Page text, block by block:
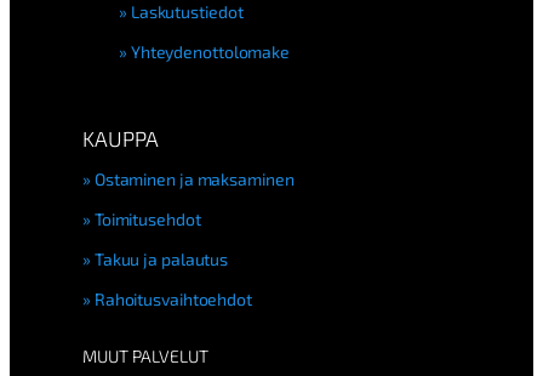
Laskutustiedot
Yhteydenottolomake
KAUPPA
Ostaminen ja maksaminen
Toimitusehdot
Takuu ja palautus
Rahoitusvaihtoehdot
MUUT PALVELUT